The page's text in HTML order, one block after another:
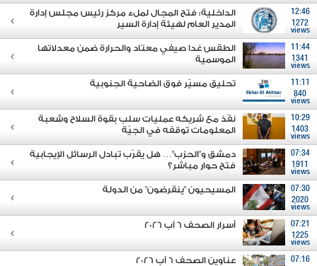
12:46
1272
views
الداخلية: فتح المجال لملء مركز رئيس مجلس إدارة
المدير العام لهيئة إدارة السير
11:44
1341
views
الطقس غدا صيفي معتاد والحرارة ضمن معدلاتها
الموسمية
11:11
840
views
تحليق مسيّر فوق الضاحية الجنوبية
10:29
1403
views
نفّذ مع شريكه عمليات سلب بقوة السلاح وشعبة
المعلومات توقفه في الجِيّة
07:34
1911
views
دمشق و"الحزب"… هل يقرّب تبادل الرسائل الإيجابية
فتح حوار مباشر؟
07:30
2020
views
المسيحيون "ينقرضون" من الدولة
07:21
1225
views
أسرار الصحف 6 آب 2026
07:16
عناوين الصحف 6 آب 2026